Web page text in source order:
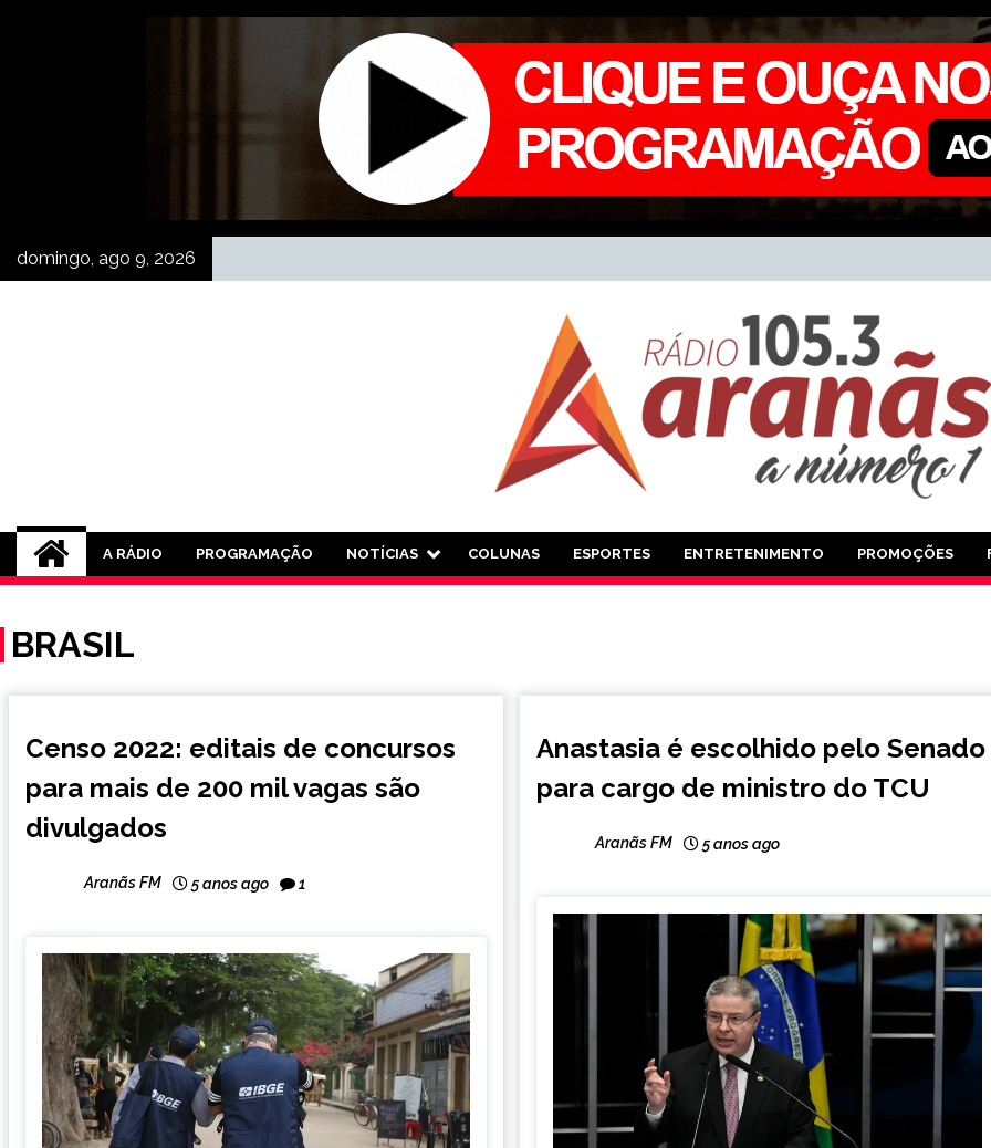
domingo, ago 9, 2026
Rádio Aranãs 105.3
A RÁDIO PROGRAMAÇÃO NOTÍCIAS COLUNAS ESPORTES ENTRETENIMENTO PROMOÇÕES
BRASIL
NOTÍCIAS
Censo 2022: editais de concursos
para mais de 200 mil vagas são
divulgados
Aranãs FM 5 anos ago 1
NOTÍCIAS
Anastasia é escolhido pelo Senado
para cargo de ministro do TCU
Aranãs FM 5 anos ago